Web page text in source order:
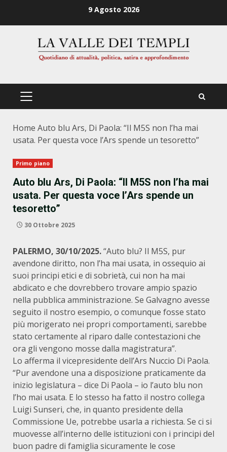
9 Agosto 2026
PRIMÄRES
Home Auto blu Ars, Di Paola: “Il M5S non l’ha mai
usata. Per questa voce l’Ars spende un tesoretto”
Primo piano
Auto blu Ars, Di Paola: “Il M5S non l’ha mai
usata. Per questa voce l’Ars spende un
tesoretto”
30 Ottobre 2025
PALERMO, 30/10/2025.“Auto blu? Il M5S, pur
avendone diritto, non l’ha mai usata, in ossequio ai
suoi principi etici e di sobrietà, cui non ha mai
abdicato e che dovrebbero trovare ampio spazio
nella pubblica amministrazione. Se Galvagno avesse
seguito il nostro esempio, o comunque fosse stato
più morigerato nei propri comportamenti, sarebbe
stato certamente al riparo dalle contestazioni che
ora gli vengono mosse dalla magistratura”.
Lo afferma il vicepresidente dell’Ars Nuccio Di Paola.
“Pur avendone una a disposizione praticamente da
inizio legislatura – dice Di Paola – io l’auto blu non
l’ho mai usata. E lo stesso ha fatto il nostro collega
Luigi Sunseri, che, in quanto presidente della
Commissione Ue, potrebbe usarla a richiesta. Se ci si
muovesse all’interno delle istituzioni con i principi del
buon padre di famiglia sicuramente le cose